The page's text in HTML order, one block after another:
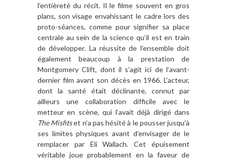
l’entièreté du récit. Il le filme souvent en gros
plans, son visage envahissant le cadre lors des
proto-séances, comme pour signifier sa place
centrale au sein de la science qu’il est en train
de développer. La réussite de l’ensemble doit
également beaucoup àla prestation de
Montgomery Clift, dont il s’agit ici de l’avant-
dernier film avant son décès en 1966. L’acteur,
dont la santé était déclinante, connut par
ailleurs une collaboration difficile avec le
metteur en scène, qui l’avait déjà dirigé dans
The Misfitset n’a pas hésité à le pousser jusqu’à
ses limites physiques avant d’envisager de le
remplacer par Eli Wallach. Cet épuisement
véritable joue probablement en la faveur de